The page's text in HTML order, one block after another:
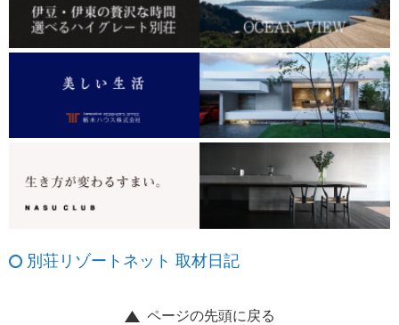
別荘リゾートネット 取材日記
ページの先頭に戻る